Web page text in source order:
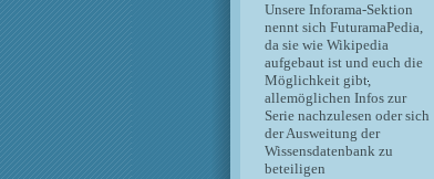
Unsere Inforama-Sektion
nennt sich FuturamaPedia,
da sie wie Wikipedia
aufgebaut ist und euch die
Möglichkeit gibt,
allemöglichen Infos zur
Serie nachzulesen oder sich
der Ausweitung der
Wissensdatenbank zu
beteiligen